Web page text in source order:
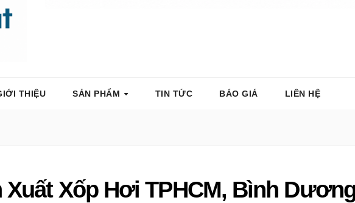
THIỆU SẢN PHẨM TIN TỨC BÁO GIÁ LIÊN HỆ
Xốp Hơi TPHCM, Bình